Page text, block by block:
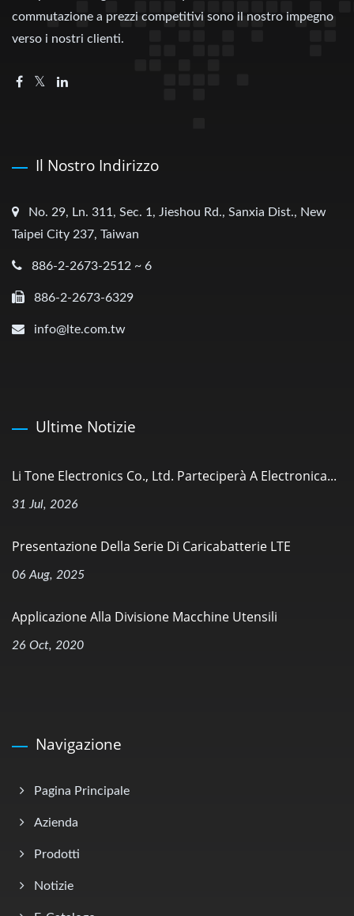
commutazione a prezzi competitivi sono il nostro impegno
verso i nostri clienti.
Il Nostro Indirizzo
No. 29, Ln. 311, Sec. 1, Jieshou Rd., Sanxia Dist., New
Taipei City 237, Taiwan
886-2-2673-2512 ~ 6
886-2-2673-6329
info@lte.com.tw
Ultime Notizie
Li Tone Electronics Co., Ltd. Parteciperà A Electronica...
31 Jul, 2026
Presentazione Della Serie Di Caricabatterie LTE
06 Aug, 2025
Applicazione Alla Divisione Macchine Utensili
26 Oct, 2020
Navigazione
Pagina Principale
Azienda
Prodotti
Notizie